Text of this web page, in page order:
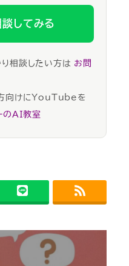
してみる
り相談したい方は お問
向けにYouTubeを
のAI教室